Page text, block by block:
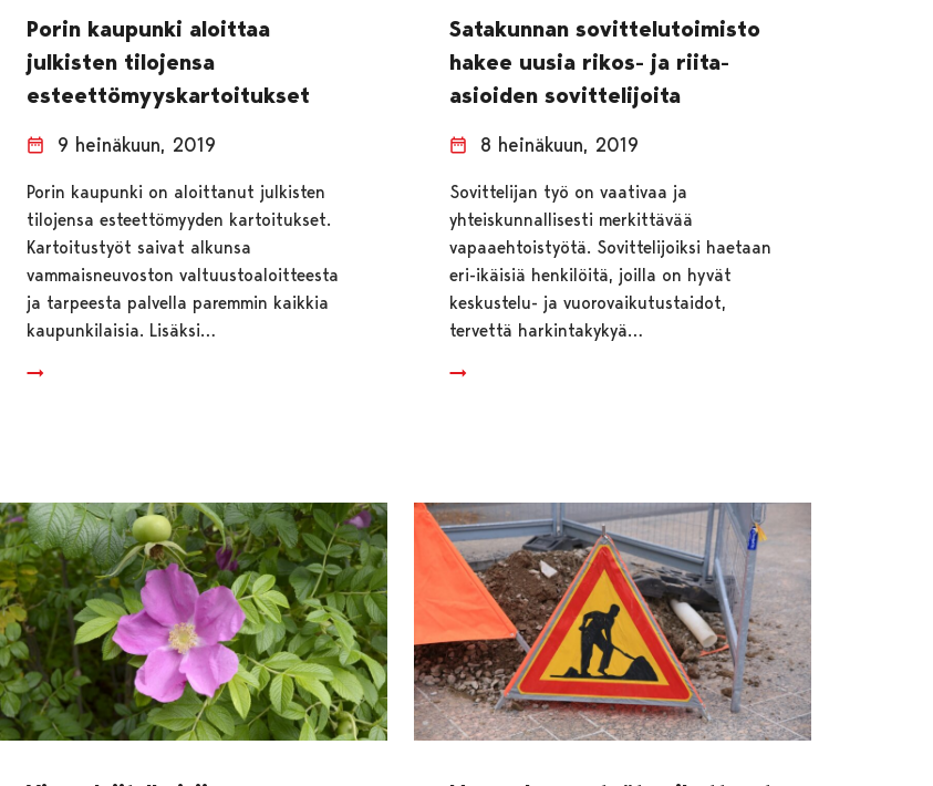
Porin kaupunki aloittaa
julkisten tilojensa
esteettömyyskartoitukset
9 heinäkuun, 2019
Porin kaupunki on aloittanut julkisten
tilojensa esteettömyyden kartoitukset.
Kartoitustyöt saivat alkunsa
vammaisneuvoston valtuustoaloitteesta
ja tarpeesta palvella paremmin kaikkia
kaupunkilaisia. Lisäksi…
Satakunnan sovittelutoimisto
hakee uusia rikos- ja riita-
asioiden sovittelijoita
8 heinäkuun, 2019
Sovittelijan työ on vaativaa ja
yhteiskunnallisesti merkittävää
vapaaehtoistyötä. Sovittelijoiksi haetaan
eri-ikäisiä henkilöitä, joilla on hyvät
keskustelu- ja vuorovaikutustaidot,
tervettä harkintakykyä…